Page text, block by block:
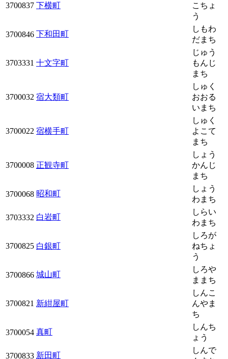
3700837 下横町
こちょ
う
3700846 下和田町
しもわ
だまち
3703331 十文字町
じゅう
もんじ
まち
3700032 宿大類町
しゅく
おおる
いまち
3700022 宿横手町
しゅく
よこて
まち
3700008 正観寺町
しょう
かんじ
まち
3700068 昭和町
しょう
わまち
3703332 白岩町
しらい
わまち
3700825 白銀町
しろが
ねちょ
う
3700866 城山町
しろや
ままち
3700821 新紺屋町
しんこ
んやま
ち
3700054 真町
しんち
ょう
3700833 新田町
しんで